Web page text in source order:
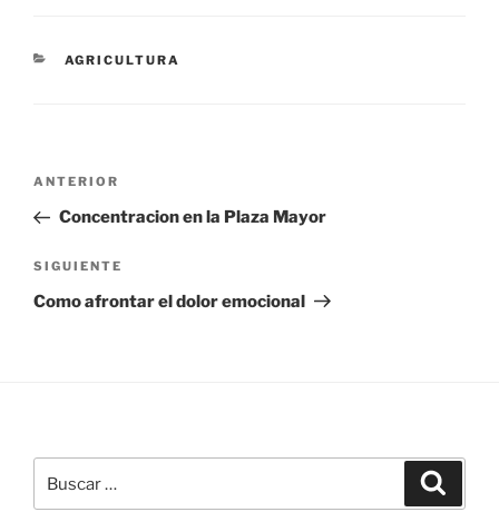
CATEGORÍAS
AGRICULTURA
Navegación
entradas
Entrada
anterior:
ANTERIOR
Concentracion en la Plaza Mayor
Siguiente
entrada
SIGUIENTE
Como afrontar el dolor emocional
por: